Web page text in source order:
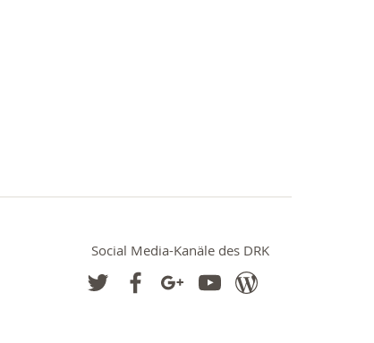
Social Media-Kanäle des DRK